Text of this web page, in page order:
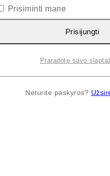
Prisiminti mane
Prisijungti
Praradote savo
Neturite paskyros?